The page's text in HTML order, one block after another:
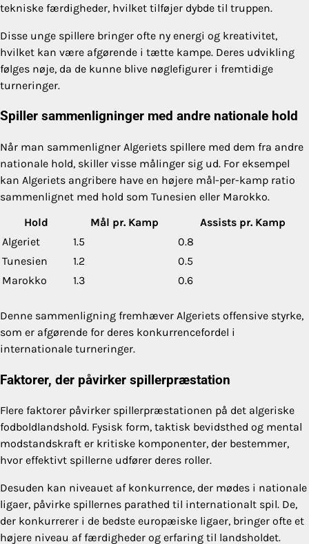
tekniske færdigheder, hvilket tilføjer dybde til truppen.
Disse unge spillere bringer ofte ny energi og kreativitet,
hvilket kan være afgørende i tætte kampe. Deres udvikling
følges nøje, da de kunne blive nøglefigurer i fremtidige
turneringer.
Spiller sammenligninger med andre nationale hold
Når man sammenligner Algeriets spillere med dem fra andre
nationale hold, skiller visse målinger sig ud. For eksempel
kan Algeriets angribere have en højere mål-per-kamp ratio
sammenlignet med hold som Tunesien eller Marokko.
Hold
Mål pr. Kamp
Assists pr. Kamp
Algeriet
1.5
0.8
Tunesien
1.2
0.5
Marokko
1.3 0.6
Denne sammenligning fremhæver Algeriets offensive styrke,
som er afgørende for deres konkurrencefordel i
internationale turneringer.
Faktorer, der påvirker spillerpræstation
Flere faktorer påvirker spillerpræstationen på det algeriske
fodboldlandshold. Fysisk form, taktisk bevidsthed og mental
modstandskraft er kritiske komponenter, der bestemmer,
hvor effektivt spillerne udfører deres roller.
Desuden kan niveauet af konkurrence, der mødes i nationale
ligaer, påvirke spillernes parathed til internationalt spil. De,
der konkurrerer i de bedste europæiske ligaer, bringer ofte et
højere niveau af færdigheder og erfaring til landsholdet.